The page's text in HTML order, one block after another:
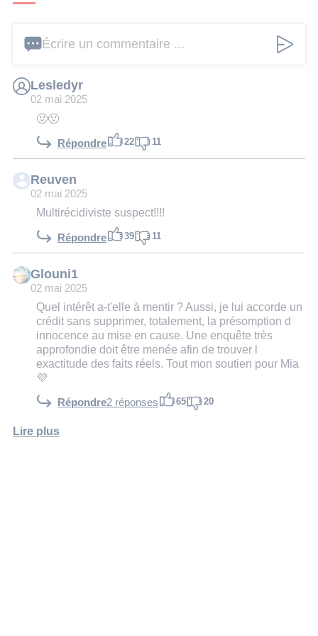
Écrire un commentaire ...
Lesledyr
02 mai 2025
🤢🤢
Répondre 22 11
Reuven
02 mai 2025
Multirécidiviste suspect!!!!
Répondre 39 11
Glouni1
02 mai 2025
Quel intérêt a-t'elle à mentir ? Aussi, je lui accorde un
crédit sans supprimer, totalement, la présomption d
innocence au mise en cause. Une enquête très
approfondie doit être menée afin de trouver l
exactitude des faits réels. Tout mon soutien pour Mia
💜
Répondre2 réponses 65 20
Lire plus